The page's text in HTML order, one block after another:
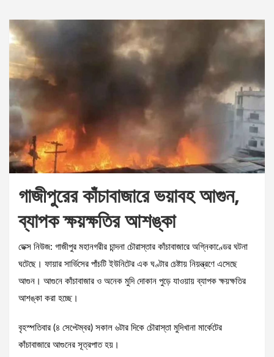
গাজীপুরের কাঁচাবাজারে ভয়াবহ আগুন,
ব্যাপক ক্ষয়ক্ষতির আশঙ্কা
ডেক্স নিউজ: গাজীপুর মহানগরীর চান্দনা চৌরাস্তার কাঁচাবাজারে অগ্নিকাণ্ডের ঘটনা
ঘটেছে। ফায়ার সার্ভিসের পাঁচটি ইউনিটের এক ঘণ্টার চেষ্টায় নিয়ন্ত্রণে এসেছে
আগুন। আগুনে কাঁচাবাজার ও অনেক মুদি দোকান পুড়ে যাওয়ায় ব্যাপক ক্ষয়ক্ষতির
আশঙ্কা করা হচ্ছে।
বৃহস্পতিবার (৪ সেপ্টেম্বর) সকাল ৬টার দিকে চৌরাস্তা মুদিখানা মার্কেটের
কাঁচাবাজারে আগুনের সূত্রপাত হয়।